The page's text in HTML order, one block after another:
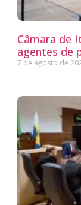
Câmara de
agentes de
7 de agosto de